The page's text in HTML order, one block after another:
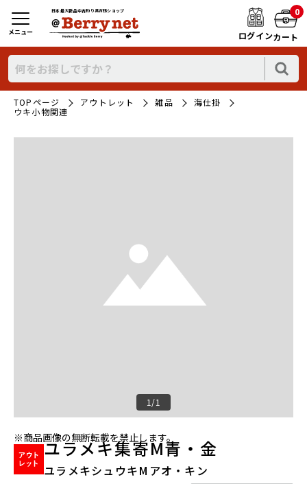
日本最大新品中古釣り具WEBショップ
ログイン
0
カート
メニュー
TOPページ アウトレット 雑品
海仕掛
ウキ小物関連
1/1
※商品画像の無断転載を禁止します。
ユラメキ集寄M青・金
ユラメキシュウキMアオ・キン